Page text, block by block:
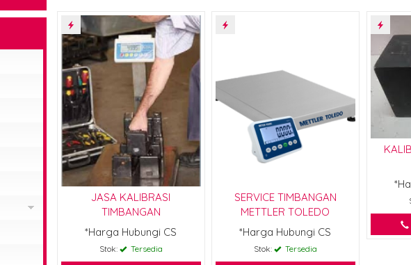
JASA KALIBRASI
TIMBANGAN
*Harga Hubungi CS
Stok: Tersedia
SERVICE TIMBANGAN
METTLER TOLEDO
*Harga Hubungi CS
Stok: Tersedia